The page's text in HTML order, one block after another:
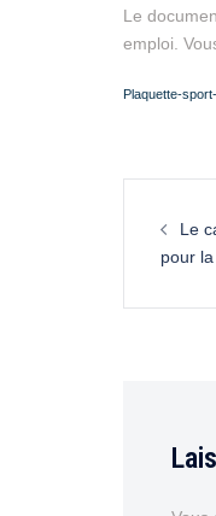
Le
emploi.
Plaquette-
Le
pour